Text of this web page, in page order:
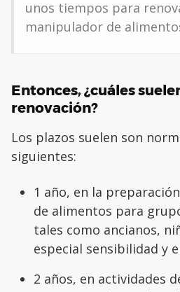
unos tiempos para
manipulador de
Entonces, ¿cuáles
renovación?
Los plazos suelen son
siguientes:
1 año, en la
de alimentos para
tales como ancianos,
especial sensibilidad y
2 años, en actividades